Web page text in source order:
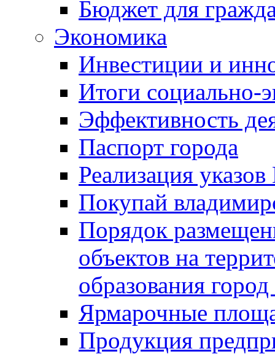
Бюджет для
Экономика
Инвестиции и
Итоги социально-
Эффективность
Паспорт города
Реализация
Покупай
Порядок
объектов на
образования
Ярмарочные
Продукция